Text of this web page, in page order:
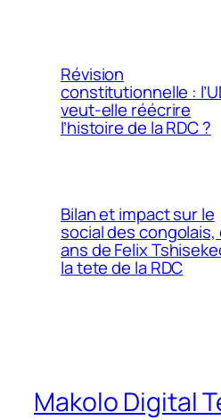
Révision
constitutionnelle :
veut-elle réécrire
l’histoire de la RDC ?
Bilan et impact sur le
social des congolais,
ans de Felix
la tete de la RDC
Makolo Digital